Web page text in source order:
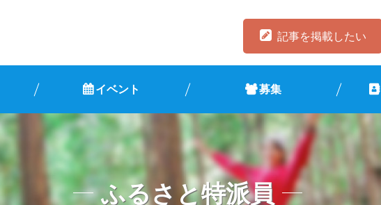
記事を掲載したい
イベント 募集
ふるさと特派員